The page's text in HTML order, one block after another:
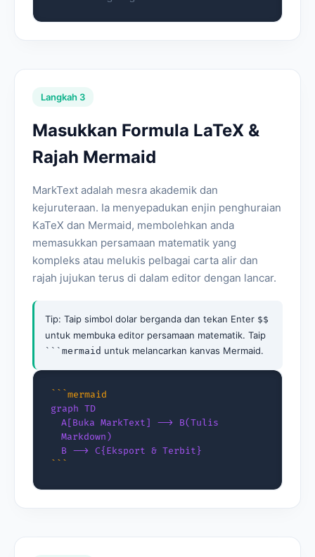
Langkah 3
Masukkan Formula LaTeX &
Rajah Mermaid
MarkText adalah mesra akademik dan
kejuruteraan. Ia menyepadukan enjin penghuraian
KaTeX dan Mermaid, membolehkan anda
memasukkan persamaan matematik yang
kompleks atau melukis pelbagai carta alir dan
rajah jujukan terus di dalam editor dengan lancar.
Tip: Taip simbol dolar berganda dan tekan Enter $$
untuk membuka editor persamaan matematik. Taip
```mermaid untuk melancarkan kanvas Mermaid.
```mermaid
graph TD
A[Buka MarkText] --> B(Tulis
Markdown)
B --> C{Eksport & Terbit}